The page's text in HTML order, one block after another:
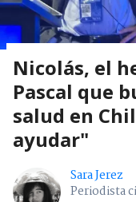
Nicolás, el
Pascal que
salud en
ayudar"
Sara Jerez
Periodista